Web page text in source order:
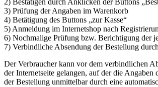
2) Bestätigen durch Anklicken der Buttons
3) Prüfung der Angaben im Warenkorb
4) Betätigung des Buttons „zur Kasse“
5) Anmeldung im Internetshop nach
6) Nochmalige Prüfung bzw. Berichtigung der
7) Verbindliche Absendung der Bestellung
Der Verbraucher kann vor dem verbindlichen
der Internetseite gelangen, auf der die
der Bestellung unmittelbar durch eine